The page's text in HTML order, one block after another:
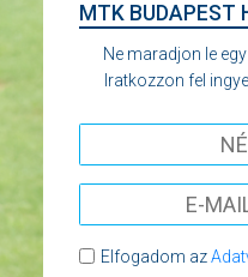
MTK BUDAPEST
Ne maradjon le
Iratkozzon fel
Elfogadom az